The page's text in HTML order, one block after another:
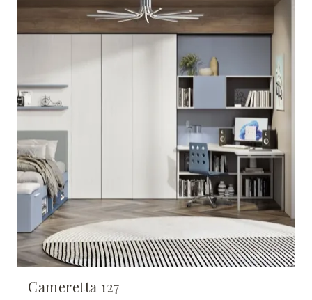
Cameretta 127